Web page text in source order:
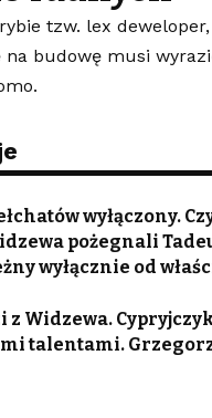
tzw. lex
budowę musi
wyłączony.
pożegnali
wyłącznie od
Widzewa.
talentami.